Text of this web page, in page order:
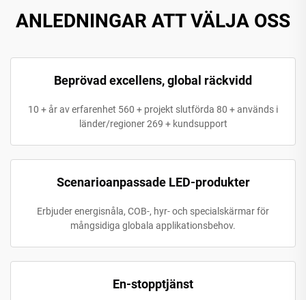
ANLEDNINGAR ATT VÄLJA OSS
Beprövad excellens, global räckvidd
10 + år av erfarenhet 560 + projekt slutförda 80 + används i
länder/regioner 269 + kundsupport
Scenarioanpassade LED-produkter
Erbjuder energisnåla, COB-, hyr- och specialskärmar för
mångsidiga globala applikationsbehov.
En-stopptjänst